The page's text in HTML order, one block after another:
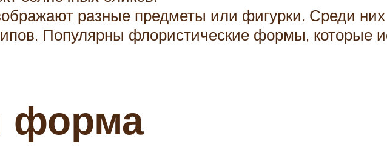
разные предметы или фигурки. Среди
Популярны флористические формы, которые
форма